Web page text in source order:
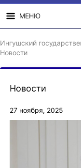
МЕНЮ
СВЕДЕНИЯ ОБ
Ингушский
Новости
Новости
27 ноября, 2025